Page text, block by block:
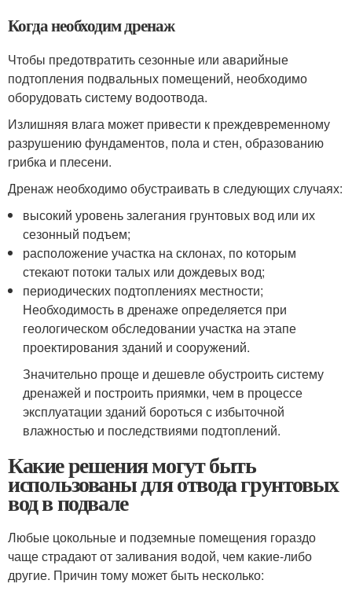
Когда необходим дренаж
Чтобы предотвратить сезонные или аварийные
подтопления подвальных помещений, необходимо
оборудовать систему водоотвода.
Излишняя влага может привести к преждевременному
разрушению фундаментов, пола и стен, образованию
грибка и плесени.
Дренаж необходимо обустраивать в следующих случаях:
высокий уровень залегания грунтовых вод или их
сезонный подъем;
расположение участка на склонах, по которым
стекают потоки талых или дождевых вод;
периодических подтоплениях местности;
Необходимость в дренаже определяется при
геологическом обследовании участка на этапе
проектирования зданий и сооружений.
Значительно проще и дешевле обустроить систему
дренажей и построить приямки, чем в процессе
эксплуатации зданий бороться с избыточной
влажностью и последствиями подтоплений.
Какие решения могут быть
использованы для отвода грунтовых
вод в подвале
Любые цокольные и подземные помещения гораздо
чаще страдают от заливания водой, чем какие-либо
другие. Причин тому может быть несколько: